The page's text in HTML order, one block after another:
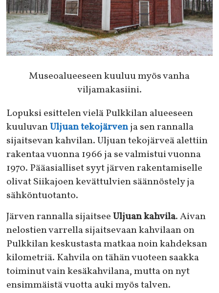
Museoalueeseen kuuluu myös vanha
viljamakasiini.
Lopuksi esittelen vielä Pulkkilan alueeseen
kuuluvanUljuan tekojärvenja sen rannalla
sijaitsevan kahvilan. Uljuan tekojärveä alettiin
rakentaa vuonna 1966 ja se valmistui vuonna
1970. Pääasialliset syyt järven rakentamiselle
olivat Siikajoen kevättulvien säännöstely ja
sähköntuotanto.
Järven rannalla sijaitseeUljuan kahvila. Aivan
nelostien varrella sijaitsevaan kahvilaan on
Pulkkilan keskustasta matkaa noin kahdeksan
kilometriä. Kahvila on tähän vuoteen saakka
toiminut vain kesäkahvilana, mutta on nyt
ensimmäistä vuotta auki myös talven.